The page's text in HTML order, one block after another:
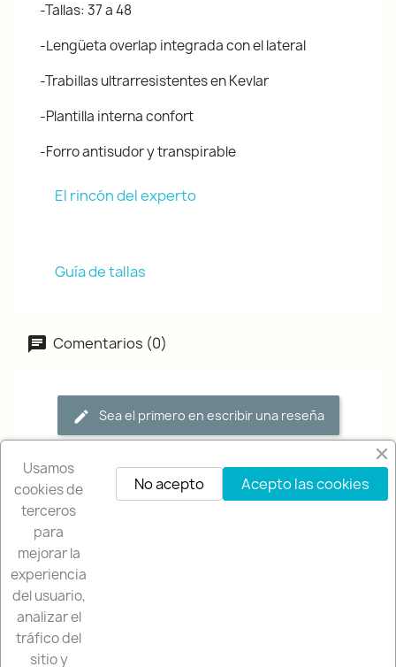
-Tallas: 37 a 48
-Lengüeta overlap integrada con el lateral
-Trabillas ultrarresistentes en Kevlar
-Plantilla interna confort
-Forro antisudor y transpirable
El rincón del experto
Guía de tallas
Comentarios (0)
Sea el primero en escribir una reseña
NUESTRA EMPRESA
NUESTRA TIENDA
Usamos
cookies de
terceros
para
mejorar la
experiencia
del usuario,
analizar el
tráfico del
sitio y
Acepto las cookies
No acepto